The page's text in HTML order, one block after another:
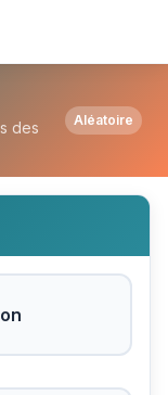
ou La
des
Aléatoire